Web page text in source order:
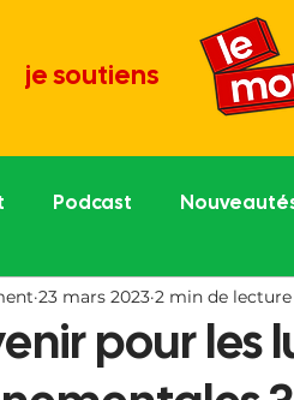
je soutiens
Podcast
économie Tout est
Portraits de
pour les
23 mars 2023 2 min de lecture